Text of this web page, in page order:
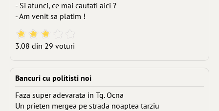
- Si atunci, ce mai cautati aici ?
- Am venit sa platim !
3.08 din 29 voturi
Bancuri cu politisti noi
Faza super adevarata in Tg. Ocna
Un prieten mergea pe strada noaptea tarziu